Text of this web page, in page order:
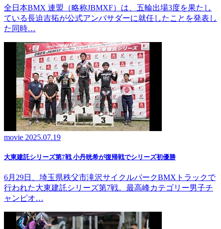
全日本BMX 連盟（略称JBMXF）は、五輪出場3度を果たし
ている長迫吉拓が公式アンバサダーに就任したことを発表し
た同時…
movie 2025.07.19
大東建託シリーズ第7戦 ⼩丹晄希が復帰戦でシリーズ初優勝
6月29日、埼玉県秩父市滝沢サイクルパークBMXトラックで
行われた大東建託シリーズ第7戦。最高峰カテゴリー男子チ
ャンピオ…